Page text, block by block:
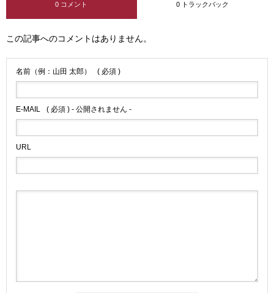
0 コメント 0 トラックバック
この記事へのコメントはありません。
名前（例：山田 太郎） ( 必須 )
E-MAIL ( 必須 ) - 公開されません -
URL